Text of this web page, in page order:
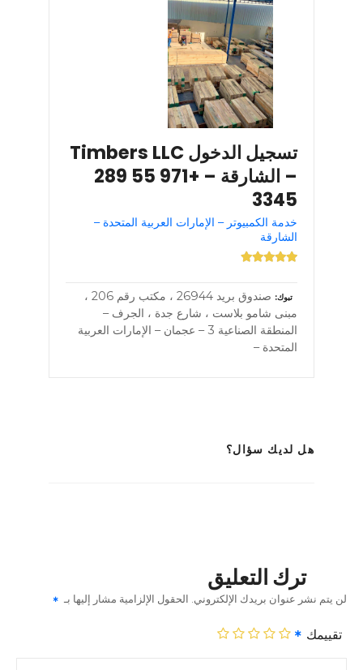
تسجيل الدخول Timbers LLC
– الشارقة – +971 55 289
3345
خدمة الكمبيوتر – الإمارات العربية المتحدة –
الشارقة
تبوك
صندوق بريد 26944 ، مكتب رقم 206 ،
مبنى شامو بلاست ، شارع جدة ، الجرف –
المنطقة الصناعية 3 – عجمان – الإمارات العربية
المتحدة –
هل لديك سؤال؟
ترك التعليق
لن يتم نشر عنوان بريدك الإلكتروني. الحقول الإلزامية مشار إليها بـ
تقييمك